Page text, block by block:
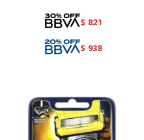
$ 821
$ 938